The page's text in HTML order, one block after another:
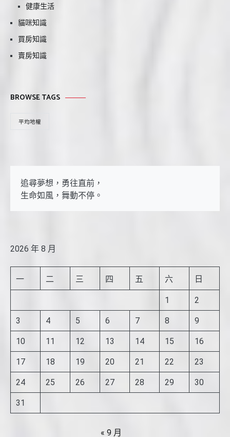
健康生活
貓咪知識
買房知識
賣房知識
BROWSE TAGS
平均地權
追尋夢想，勇往直前，
生命如風，舞動不停。
2026 年 8 月
一 二 三 四 五 六 日
1 2
3 4 5 6 7 8 9
10 11 12 13 14 15 16
17 18 19 20 21 22 23
24 25 26 27 28 29 30
31
« 9 月